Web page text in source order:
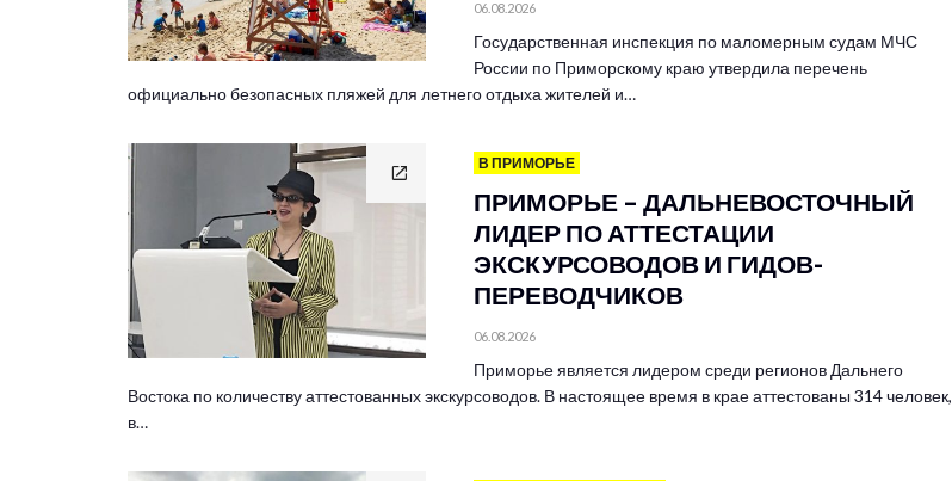
06.08.2026
Государственная инспекция по маломерным судам МЧС
России по Приморскому краю утвердила перечень
официально безопасных пляжей для летнего отдыха жителей и…
В ПРИМОРЬЕ
ПРИМОРЬЕ – ДАЛЬНЕВОСТОЧНЫЙ
ЛИДЕР ПО АТТЕСТАЦИИ
ЭКСКУРСОВОДОВ И ГИДОВ-
ПЕРЕВОДЧИКОВ
06.08.2026
Приморье является лидером среди регионов Дальнего
Востока по количеству аттестованных экскурсоводов. В настоящее время в крае аттестованы 314 человек,
в…